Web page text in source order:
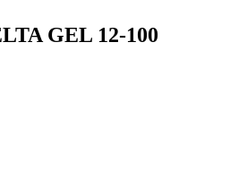
GEL 12-100